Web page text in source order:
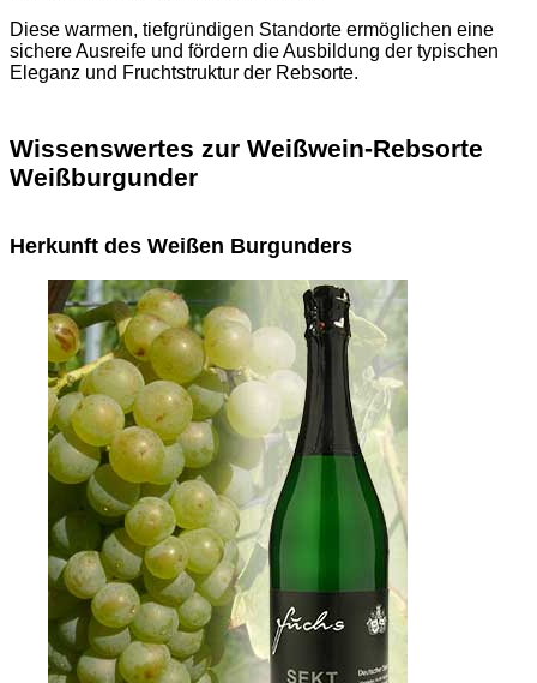
Diese warmen, tiefgründigen Standorte ermöglichen eine
sichere Ausreife und fördern die Ausbildung der typischen
Eleganz und Fruchtstruktur der Rebsorte.
Wissenswertes zur Weißwein-Rebsorte
Weißburgunder
Herkunft des Weißen Burgunders